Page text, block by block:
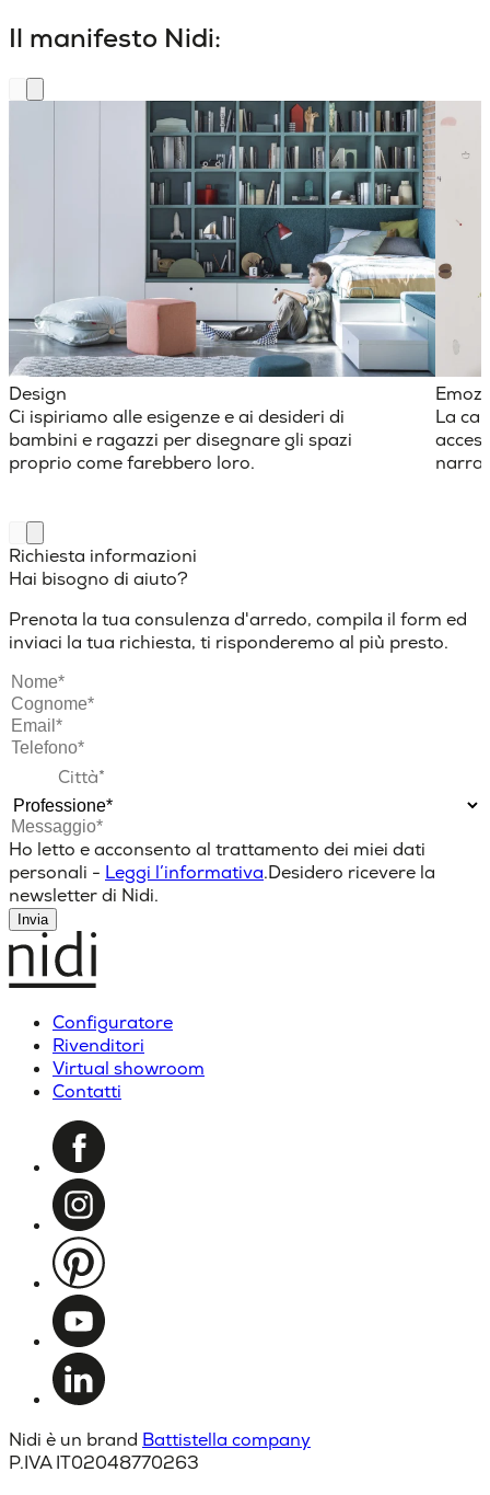
Il manifesto Nidi:
Design
Ci ispiriamo alle esigenze e ai desideri di
bambini e ragazzi per disegnare gli spazi
proprio come farebbero loro.
La
Richiesta informazioni
Hai bisogno di aiuto?
Prenota la tua consulenza d'arredo, compila il form ed
inviaci la tua richiesta, ti risponderemo al più presto.
Ho letto e acconsento al trattamento dei miei dati
personali - Leggi l’informativa.Desidero ricevere la
newsletter di Nidi.
Invia
Configuratore
Rivenditori
Virtual showroom
Contatti
Nidi è un brand Battistella company
P.IVA IT02048770263